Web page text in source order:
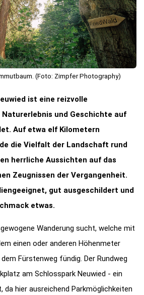
(Foto: Zimpfer Photography)
ist eine reizvolle
Naturerlebnis und Geschichte auf
Auf etwa elf Kilometern
die Vielfalt der Landschaft rund
herrliche Aussichten auf das
Zeugnissen der Vergangenheit.
gut ausgeschildert und
etwas.
Wanderung sucht, welche mit
einen oder anderen Höhenmeter
Fürstenweg fündig. Der Rundweg
am Schlosspark Neuwied - ein
da hier ausreichend Parkmöglichkeiten